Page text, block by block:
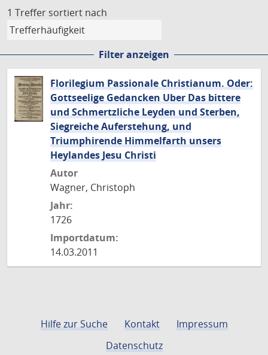
1 Treffer sortiert nach
Filter anzeigen
Florilegium Passionale Christianum. Oder:
Gottseelige Gedancken Uber Das bittere
und Schmertzliche Leyden und Sterben,
Siegreiche Auferstehung, und
Triumphirende Himmelfarth unsers
Heylandes Jesu Christi
Autor
Wagner, Christoph
Jahr:
1726
Importdatum:
14.03.2011
Hilfe zur Suche Kontakt
Impressum
Datenschutz